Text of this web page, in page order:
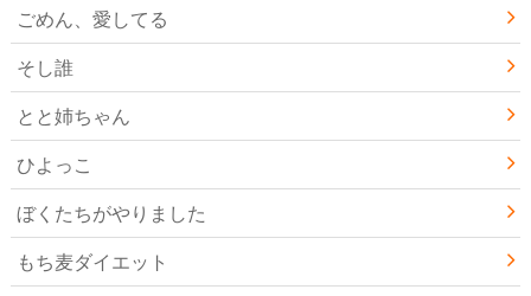
ごめん、愛してる
そし誰
とと姉ちゃん
ひよっこ
ぼくたちがやりました
もち麦ダイエット